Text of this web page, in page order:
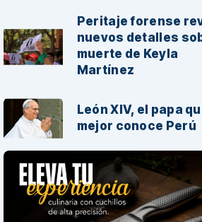
Peritaje forense
nuevos detalles
muerte de Keyla
Martínez
León XIV, el papa
mejor conoce Perú